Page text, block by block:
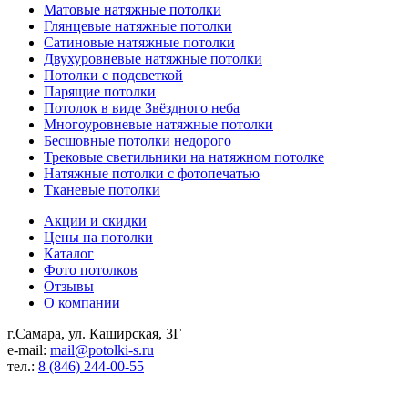
Матовые натяжные потолки
Глянцевые натяжные потолки
Сатиновые натяжные потолки
Двухуровневые натяжные потолки
Потолки с подсветкой
Парящие потолки
Потолок в виде Звёздного неба
Многоуровневые натяжные потолки
Бесшовные потолки недорого
Трековые светильники на натяжном потолке
Натяжные потолки с фотопечатью
Тканевые потолки
Акции и скидки
Цены на потолки
Каталог
Фото потолков
Отзывы
О компании
г.Самара, ул. Каширская, 3Г
e-mail: mail@potolki-s.ru
тел.: 8 (846) 244-00-55